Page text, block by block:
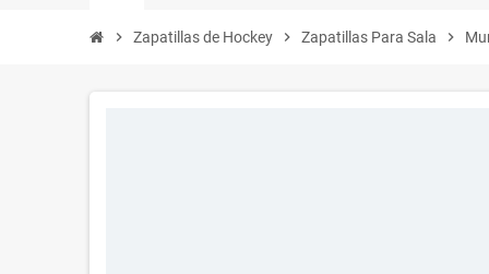
chevron_right Zapatillas de Hockey chevron_right Zapatillas Para Sala chevron_right